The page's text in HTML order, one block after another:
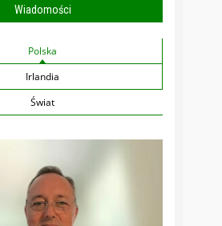
Wiadomości
Polska
Irlandia
Świat